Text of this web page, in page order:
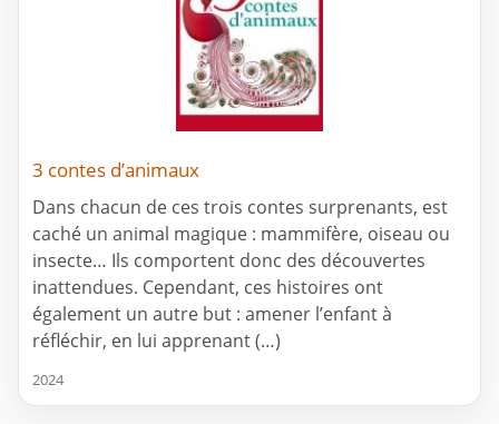
3 contes d’animaux
Dans chacun de ces trois contes surprenants, est
caché un animal magique : mammifère, oiseau ou
insecte… Ils comportent donc des découvertes
inattendues. Cependant, ces histoires ont
également un autre but : amener l’enfant à
réfléchir, en lui apprenant (…)
2024